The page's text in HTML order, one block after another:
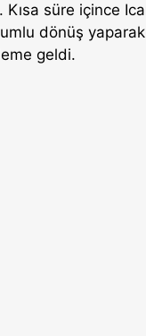
süre içince
dönüş
geldi.